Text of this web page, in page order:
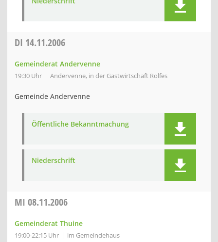
DI 14.11.2006
Gemeinderat Andervenne
19:30 Uhr Andervenne, in der Gastwirtschaft Rolfes
Gemeinde Andervenne
Öffentliche Bekanntmachung
Niederschrift
MI 08.11.2006
Gemeinderat Thuine
19:00-22:15 Uhr im Gemeindehaus